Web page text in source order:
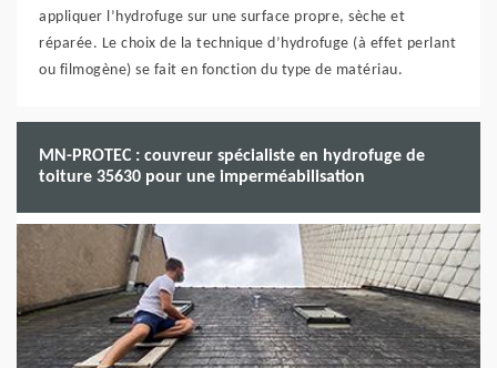
appliquer l’hydrofuge sur une surface propre, sèche et
réparée. Le choix de la technique d’hydrofuge (à effet perlant
ou filmogène) se fait en fonction du type de matériau.
MN-PROTEC : couvreur spécialiste en hydrofuge de
toiture 35630 pour une imperméabilisation